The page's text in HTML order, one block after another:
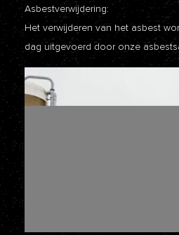
Asbestverwijdering:
Het verwijderen van het asbest
dag uitgevoerd door onze